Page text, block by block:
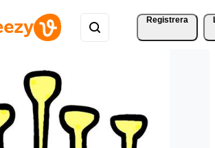
Registrera